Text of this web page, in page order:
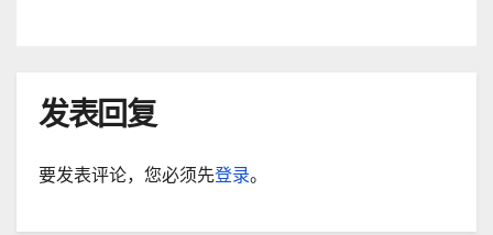
发表回复
要发表评论，您必须先登录。